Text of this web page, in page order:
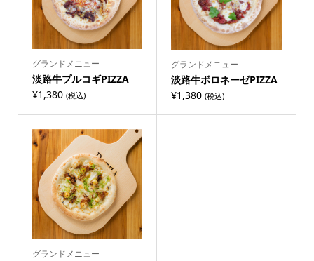
グランドメニュー
淡路牛プルコギPIZZA
¥1,380 (税込)
グランドメニュー
淡路牛ボロネーゼPIZZA
¥1,380 (税込)
グランドメニュー